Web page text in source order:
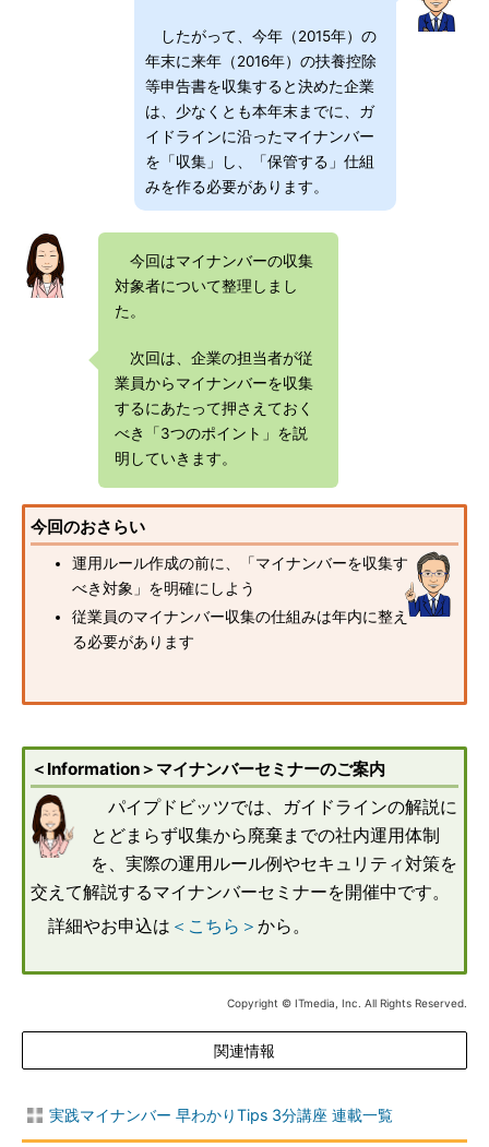
したがって、今年（2015年）の
年末に来年（2016年）の扶養控除
等申告書を収集すると決めた企業
は、少なくとも本年末までに、ガ
イドラインに沿ったマイナンバー
を「収集」し、「保管する」仕組
みを作る必要があります。
今回はマイナンバーの収集
対象者について整理しまし
た。
次回は、企業の担当者が従
業員からマイナンバーを収集
するにあたって押さえておく
べき「3つのポイント」を説
明していきます。
今回のおさらい
運用ルール作成の前に、「マイナンバーを収集す
べき対象」を明確にしよう
従業員のマイナンバー収集の仕組みは年内に整え
る必要があります
＜Information＞マイナンバーセミナーのご案内
パイプドビッツでは、ガイドラインの解説に
とどまらず収集から廃棄までの社内運用体制
を、実際の運用ルール例やセキュリティ対策を
交えて解説するマイナンバーセミナーを開催中です。
詳細やお申込は ＜こちら＞ から。
Copyright © ITmedia, Inc. All Rights Reserved.
関連情報
実践マイナンバー 早わかりTips 3分講座 連載一覧